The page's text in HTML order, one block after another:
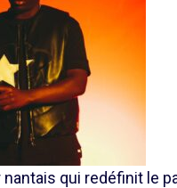
nantais qui redéfinit le